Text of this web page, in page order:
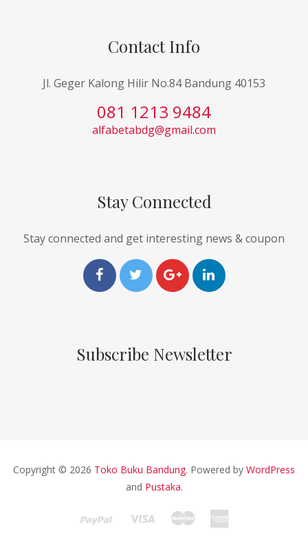
Contact Info
Jl. Geger Kalong Hilir No.84 Bandung 40153
081 1213 9484
alfabetabdg@gmail.com
Stay Connected
Stay connected and get interesting news & coupon
Subscribe Newsletter
Copyright © 2026 Toko Buku Bandung. Powered by WordPress
and Pustaka.